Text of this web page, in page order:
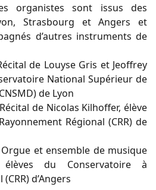
organistes sont issus des
Strasbourg et Angers et
d’autres instruments de
de Louyse Gris et Jeoffrey
National Supérieur de
de Lyon
de Nicolas Kilhoffer, élève
Régional (CRR) de
et ensemble de musique
du Conservatoire à
d’Angers